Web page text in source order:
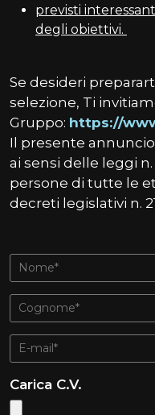
previsti
degli obiettivi.
Se desideri
selezione, Ti
Gruppo: https://
Il presente
ai sensi delle leggi n.
persone di tutte le
decreti legislativi n.
Carica C.V.